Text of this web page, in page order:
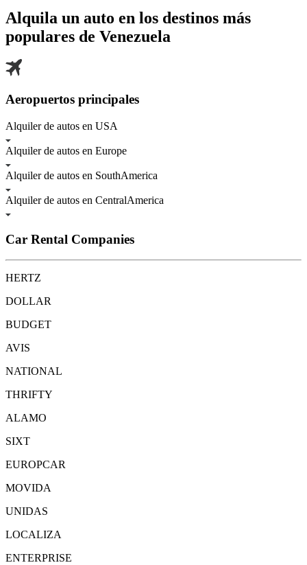
Alquila un auto en los destinos más
populares de Venezuela
Aeropuertos principales
Alquiler de autos en USA
Alquiler de autos en Europe
Alquiler de autos en SouthAmerica
Alquiler de autos en CentralAmerica
Car Rental Companies
HERTZ
DOLLAR
BUDGET
AVIS
NATIONAL
THRIFTY
ALAMO
SIXT
EUROPCAR
MOVIDA
UNIDAS
LOCALIZA
ENTERPRISE